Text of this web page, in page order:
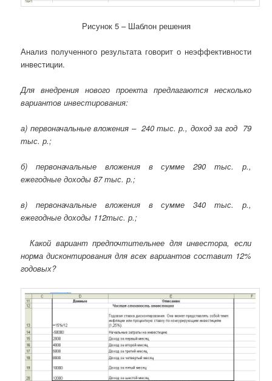
Рисунок 5 – Шаблон решения
Анализ полученного результата говорит о неэффективности
инвестиции.
Для внедрения нового проекта предлагаются несколько
вариантов инвестирования:
а) первоначальные вложения – 240 тыс. р., доход за год 79
тыс. р.;
б) первоначальные вложения в сумме 290 тыс. р.,
ежегодные доходы 87 тыс. р.;
в) первоначальные вложения в сумме 340 тыс. р.,
ежегодные доходы 112тыс. р.;
Какой вариант предпочтительнее для инвестора, если
норма дисконтирования для всех вариантов составит 12%
годовых?